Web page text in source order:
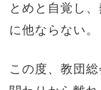
とめと自覚し
に他ならない。
この度、教団